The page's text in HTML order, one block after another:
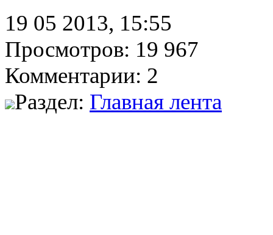
19 05 2013, 15:55
Просмотров: 19 967
Комментарии: 2
Раздел: Главная лента